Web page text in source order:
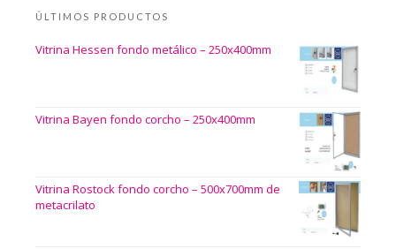
ÚLTIMOS PRODUCTOS
Vitrina Hessen fondo metálico – 250x400mm
Vitrina Bayen fondo corcho – 250x400mm
Vitrina Rostock fondo corcho – 500x700mm de
metacrilato